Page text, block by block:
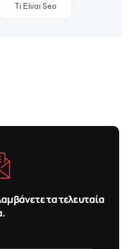
Τι Είναι Seo
τα τελευταία